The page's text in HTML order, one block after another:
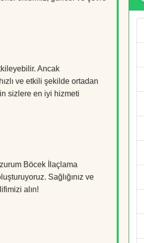
Ancak
ve etkili şekilde ortadan
sizlere en iyi hizmeti
Böcek İlaçlama
Sağlığınız ve
alın!